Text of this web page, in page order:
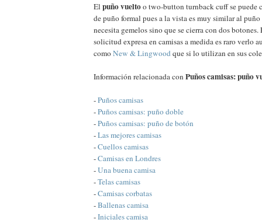
El puño vueltoo two-button turnback cuff se puede
de puño formal pues a la vista es muy similar al
necesita gemelos sino que se cierra con dos
solicitud expresa en camisas a medida es raro verlo
comoNew & Lingwoodque si lo utilizan en sus
Información relacionada con Puños camisas: puño
-Puños camisas
-Puños camisas: puño doble
-Puños camisas: puño de botón
-Las mejores camisas
-Cuellos camisas
-Camisas en Londres
-Una buena camisa
-Telas camisas
-Camisas corbatas
-Ballenas camisa
-Iniciales camisa